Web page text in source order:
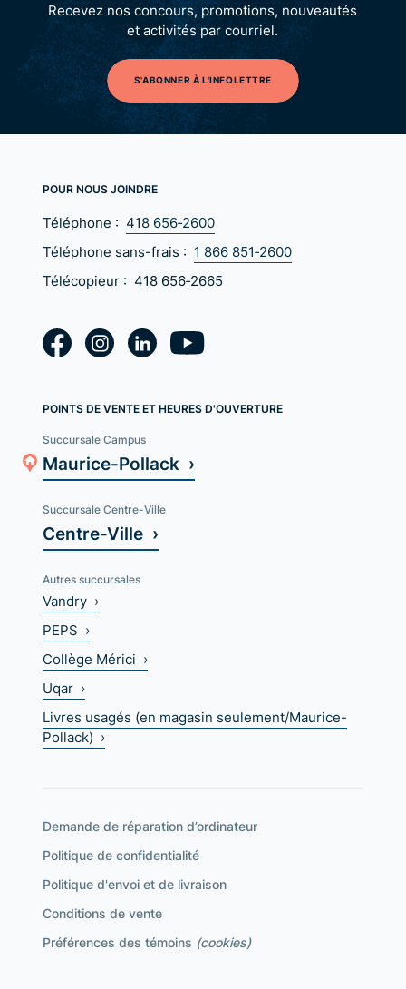
Recevez nos concours, promotions, nouveautés
et activités par courriel.
S'ABONNER À L'INFOLETTRE
POUR NOUS JOINDRE
Téléphone : 418 656‑2600
Téléphone sans-frais : 1 866 851‑2600
Télécopieur : 418 656‑2665
POINTS DE VENTE ET HEURES D'OUVERTURE
Succursale Campus
Maurice-Pollack ›
Succursale Centre-Ville
Centre-Ville ›
Autres succursales
Vandry ›
PEPS ›
Collège Mérici ›
Uqar ›
Livres usagés (en magasin seulement/Maurice-
Pollack) ›
Demande de réparation d’ordinateur
Politique de confidentialité
Politique d'envoi et de livraison
Conditions de vente
Préférences des témoins (cookies)